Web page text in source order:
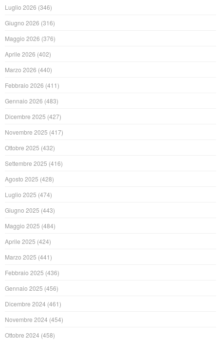
Luglio 2026 (346)
Giugno 2026 (316)
Maggio 2026 (376)
Aprile 2026 (402)
Marzo 2026 (440)
Febbraio 2026 (411)
Gennaio 2026 (483)
Dicembre 2025 (427)
Novembre 2025 (417)
Ottobre 2025 (432)
Settembre 2025 (416)
Agosto 2025 (428)
Luglio 2025 (474)
Giugno 2025 (443)
Maggio 2025 (484)
Aprile 2025 (424)
Marzo 2025 (441)
Febbraio 2025 (436)
Gennaio 2025 (456)
Dicembre 2024 (461)
Novembre 2024 (454)
Ottobre 2024 (458)